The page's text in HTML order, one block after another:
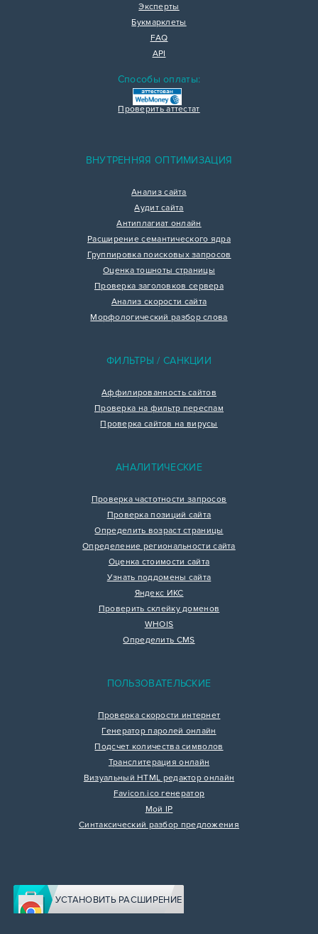
Эксперты
Букмарклеты
FAQ
API
Способы оплаты:
Проверить аттестат
ВНУТРЕННЯЯ ОПТИМИЗАЦИЯ
Анализ сайта
Аудит сайта
Антиплагиат онлайн
Расширение семантического ядра
Группировка поисковых запросов
Оценка тошноты страницы
Проверка заголовков сервера
Анализ скорости сайта
Морфологический разбор слова
ФИЛЬТРЫ / САНКЦИИ
Аффилированность сайтов
Проверка на фильтр переспам
Проверка сайтов на вирусы
АНАЛИТИЧЕСКИЕ
Проверка частотности запросов
Проверка позиций сайта
Определить возраст страницы
Определение региональности сайта
Оценка стоимости сайта
Узнать поддомены сайта
Яндекс ИКС
Проверить склейку доменов
WHOIS
Определить CMS
ПОЛЬЗОВАТЕЛЬСКИЕ
Проверка скорости интернет
Генератор паролей онлайн
Подсчет количества символов
Транслитерация онлайн
Визуальный HTML редактор онлайн
Favicon.ico генератор
Мой IP
Синтаксический разбор предложения
УСТАНОВИТЬ РАСШИРЕНИЕ